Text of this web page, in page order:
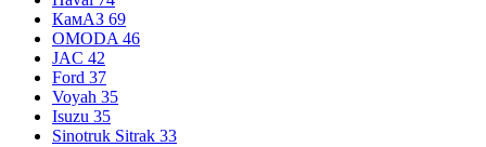
КамАЗ 69
OMODA 46
JAC 42
Ford 37
Voyah 35
Isuzu 35
Sinotruk Sitrak 33